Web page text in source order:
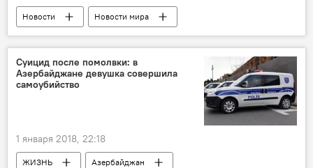
Новости
Новости мира
Экономика
Суицид после помолвки: в
Азербайджане девушка совершила
самоубийство
1 января 2018, 22:18
ЖИЗНЬ
Азербайджан